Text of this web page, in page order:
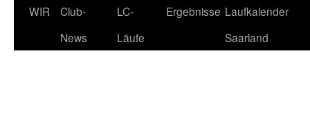
WIR
Club-
News
LC-
Läufe
Ergebnisse Laufkalender
Saarland